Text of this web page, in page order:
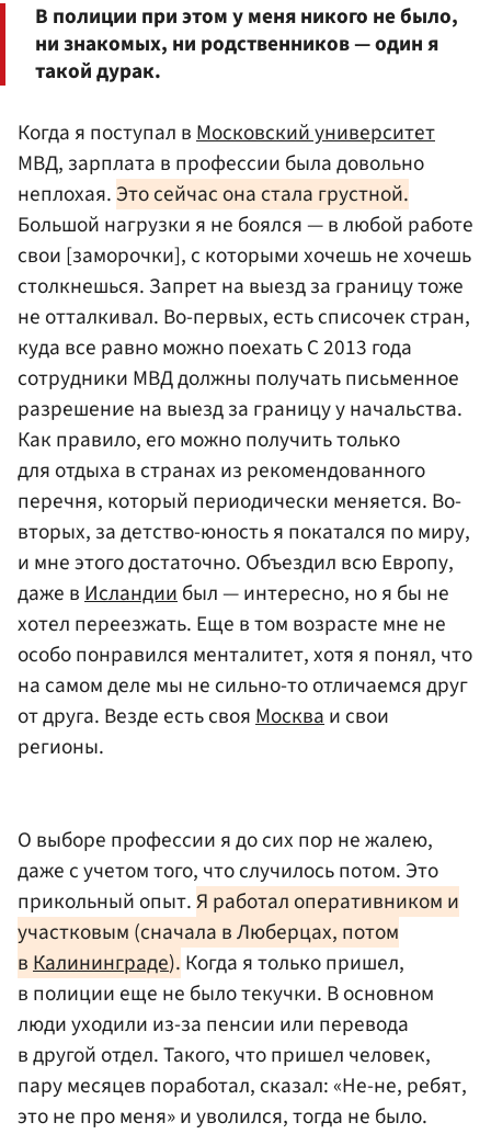
В полиции при этом у меня никого не было,
ни знакомых, ни родственников — один я
такой дурак.
Когда я поступал вМосковский университет
МВД, зарплата в профессии была довольно
неплохая.Это сейчас она стала грустной.
Большой нагрузки я не боялся — в любой работе
свои [заморочки], с которыми хочешь не хочешь
столкнешься. Запрет на выезд за границу тоже
не отталкивал. Во-первых, есть списочек стран,
куда все равно можно поехатьС 2013 года
сотрудники МВД должны получать письменное
разрешение на выезд за границу у начальства.
Как правило, его можно получить только
для отдыха в странах из рекомендованного
перечня, который периодически меняется. Во-
вторых, за детство-юность я покатался по миру,
и мне этого достаточно. Объездил всю Европу,
даже вИсландиибыл — интересно, но я бы не
хотел переезжать. Еще в том возрасте мне не
особо понравился менталитет, хотя я понял, что
на самом деле мы не сильно-то отличаемся друг
от друга. Везде есть свояМоскваи свои
регионы.
О выборе профессии я до сих пор не жалею,
даже с учетом того, что случилось потом. Это
прикольный опыт.Я работал оперативником и
участковым (сначала в Люберцах, потом
вКалининграде). Когда я только пришел,
в полиции еще не было текучки. В основном
люди уходили из-за пенсии или перевода
в другой отдел. Такого, что пришел человек,
пару месяцев поработал, сказал: «Не-не, ребят,
это не про меня» и уволился, тогда не было.